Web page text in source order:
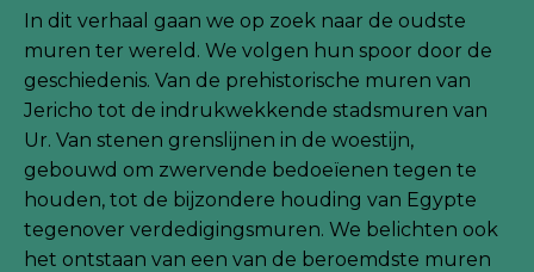
In dit verhaal gaan we op zoek naar de oudste
muren ter wereld. We volgen hun spoor door de
geschiedenis. Van de prehistorische muren van
Jericho tot de indrukwekkende stadsmuren van
Ur. Van stenen grenslijnen in de woestijn,
gebouwd om zwervende bedoeïenen tegen te
houden, tot de bijzondere houding van Egypte
tegenover verdedigingsmuren. We belichten ook
het ontstaan van een van de beroemdste muren